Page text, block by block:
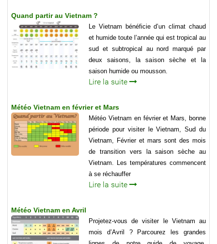
Quand partir au Vietnam ?
Le Vietnam bénéficie d’un climat chaud
et humide toute l’année qui est tropical au
sud et subtropical au nord marqué par
deux saisons, la saison sèche et la
saison humide ou mousson.
Lire la suite
Météo Vietnam en février et Mars
Météo Vietnam en février et Mars, bonne
période pour visiter le Vietnam, Sud du
Vietnam, Février et mars sont des mois
de transition vers la saison sèche au
Vietnam. Les températures commencent
à se réchauffer
Lire la suite
Météo Vietnam en Avril
Projetez-vous de visiter le Vietnam au
mois d’Avril ? Parcourez les grandes